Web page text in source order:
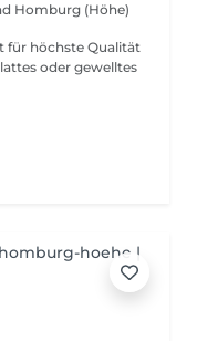
Homburg (Höhe)
für höchste Qualität